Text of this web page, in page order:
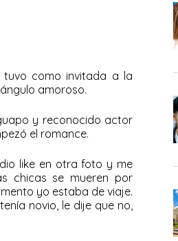
tuvo como invitada a la
amoroso.
y reconocido actor
el romance.
like en otra foto y me
chicas se mueren por
yo estaba de viaje.
novio, le dije que no,